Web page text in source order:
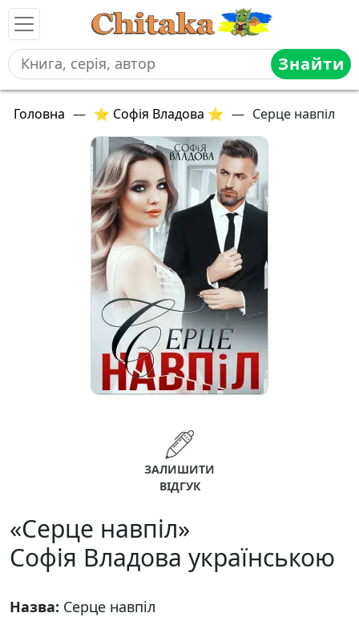
Знайти
Головна — ⭐ Софія Владова ⭐ — Серце навпіл
ЗАЛИШИТИ
ВІДГУК
«Серце навпіл»
Софія Владова українською
Назва: Серце навпіл